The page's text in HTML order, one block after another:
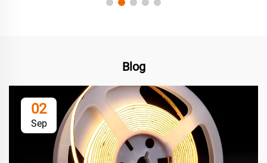
Blog
02
Sep